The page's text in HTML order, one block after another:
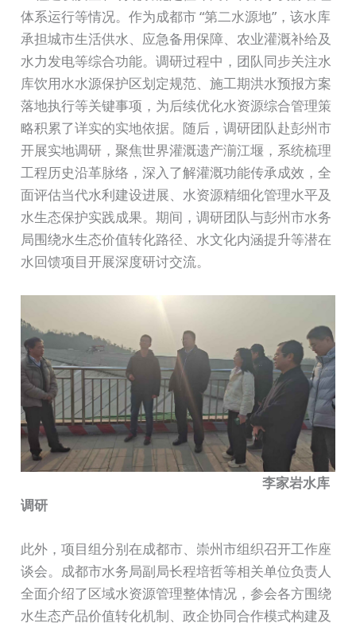
体系运行等情况。作为成都市 “第二水源地”，该水库
承担城市生活供水、应急备用保障、农业灌溉补给及
水力发电等综合功能。调研过程中，团队同步关注水
库饮用水水源保护区划定规范、施工期洪水预报方案
落地执行等关键事项，为后续优化水资源综合管理策
略积累了详实的实地依据。随后，调研团队赴彭州市
开展实地调研，聚焦世界灌溉遗产湔江堰，系统梳理
工程历史沿革脉络，深入了解灌溉功能传承成效，全
面评估当代水利建设进展、水资源精细化管理水平及
水生态保护实践成果。期间，调研团队与彭州市水务
局围绕水生态价值转化路径、水文化内涵提升等潜在
水回馈项目开展深度研讨交流。
李家岩水库
调研
此外，项目组分别在成都市、崇州市组织召开工作座
谈会。成都市水务局副局长程培哲等相关单位负责人
全面介绍了区域水资源管理整体情况，参会各方围绕
水生态产品价值转化机制、政企协同合作模式构建及